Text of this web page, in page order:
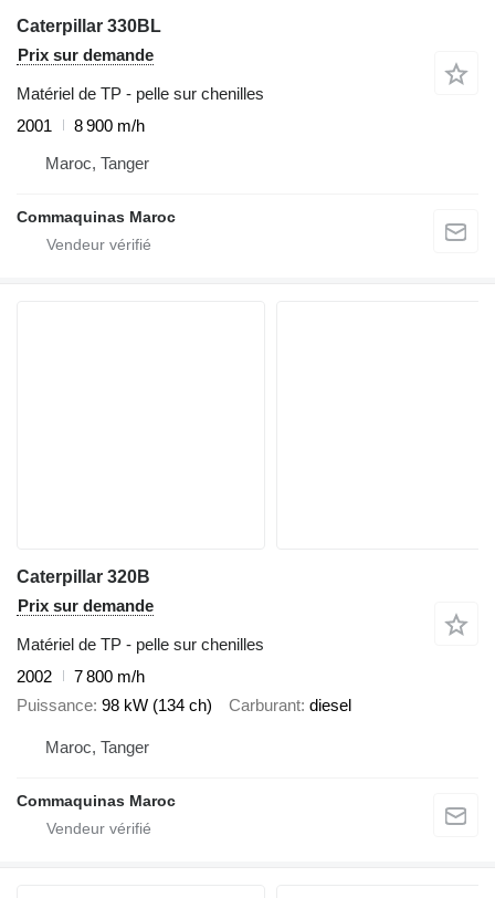
Caterpillar 330BL
Prix sur demande
Matériel de TP - pelle sur chenilles
2001
8 900 m/h
Maroc, Tanger
Commaquinas Maroc
Caterpillar 320B
Prix sur demande
Matériel de TP - pelle sur chenilles
2002
7 800 m/h
Puissance 98 kW (134 ch) Carburant diesel
Maroc, Tanger
Commaquinas Maroc